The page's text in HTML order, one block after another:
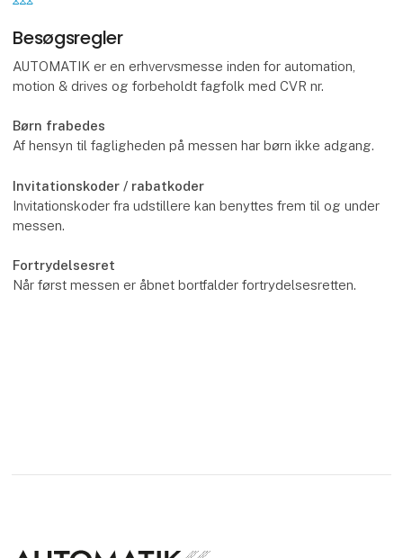
Besøgsregler
AUTOMATIK er en erhvervsmesse inden for automation,
motion & drives og forbeholdt fagfolk med CVR nr.
Børn frabedes
Af hensyn til fagligheden på messen har børn ikke adgang.
Invitationskoder / rabatkoder
Invitationskoder fra udstillere kan benyttes frem til og under
messen.
Fortrydelsesret
Når først messen er åbnet bortfalder fortrydelsesretten.